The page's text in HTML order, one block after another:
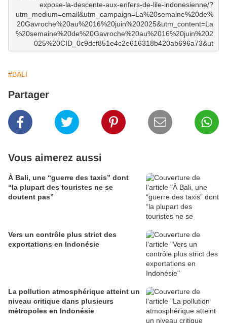
expose-la-descente-aux-enfers-de-lile-indonesienne/?
utm_medium=email&utm_campaign=La%20semaine%20de%
20Gavroche%20au%2016%20juin%202025&utm_content=La
%20semaine%20de%20Gavroche%20au%2016%20juin%202
025%20CID_0c9dcf851e4c2e616318b420ab696a73&ut
#BALI
Partager
Vous aimerez aussi
À Bali, une “guerre des taxis” dont
“la plupart des touristes ne se
doutent pas”
Vers un contrôle plus strict des
exportations en Indonésie
La pollution atmosphérique atteint un
niveau critique dans plusieurs
métropoles en Indonésie